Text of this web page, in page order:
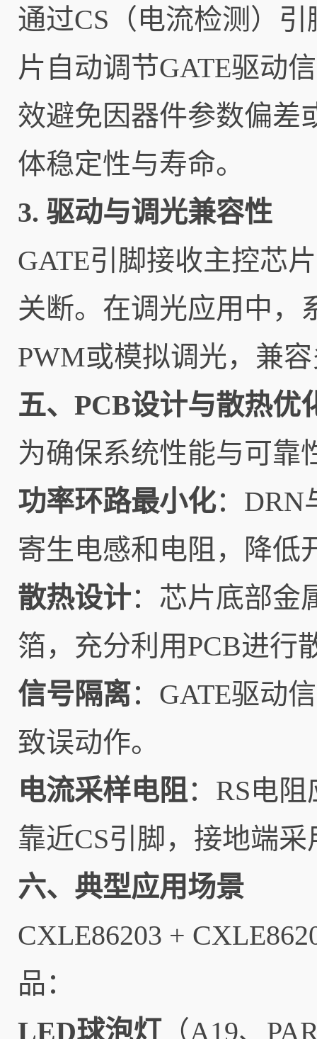
通过CS（电流检测）
片自动调节GATE驱动
效避免因器件参数偏差
体稳定性与寿命。
3. 驱动与调光兼容性
GATE引脚接收主控芯
关断。在调光应用中，
PWM或模拟调光，兼
五、PCB设计与散热优
为确保系统性能与可靠
功率环路最小化：DRN
寄生电感和电阻，降低
散热设计：芯片底部金
箔，充分利用PCB进行
信号隔离：GATE驱动
致误动作。
电流采样电阻：RS电
靠近CS引脚，接地端
六、典型应用场景
CXLE86203 +
品：
LED球泡灯（A19、